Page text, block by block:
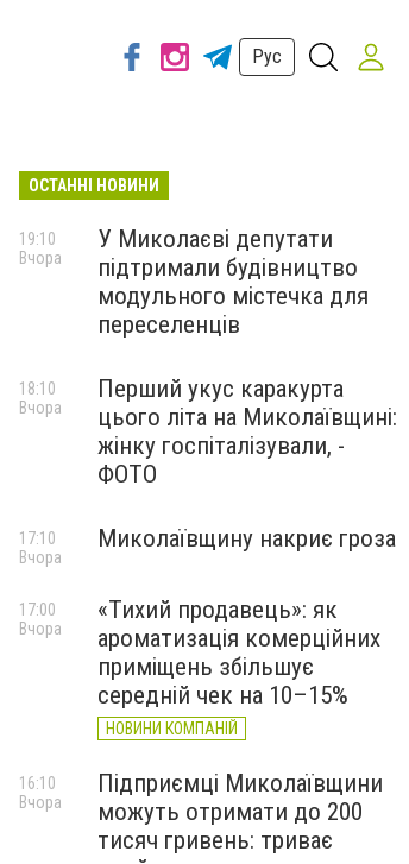
Рус
ОСТАННІ НОВИНИ
У Миколаєві депутати
підтримали будівництво
модульного містечка для
переселенців
19:10
Вчора
Перший укус каракурта
цього літа на Миколаївщині:
жінку госпіталізували, -
ФОТО
18:10
Вчора
Миколаївщину накриє гроза
17:10
Вчора
«Тихий продавець»: як
ароматизація комерційних
приміщень збільшує
середній чек на 10–15%
НОВИНИ КОМПАНІЙ
17:00
Вчора
Підприємці Миколаївщини
можуть отримати до 200
тисяч гривень: триває
16:10
Вчора